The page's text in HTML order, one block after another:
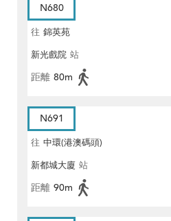
N680
往 錦英苑
新光戲院 站
距離 80m
N691
往 中環(港澳碼頭)
新都城大廈 站
距離 90m